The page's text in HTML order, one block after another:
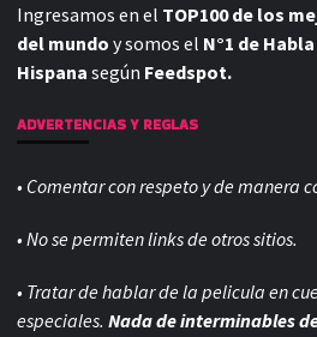
Ingresamos en el TOP100 de los
del mundo y somos el N°1 de Habla
Hispana según Feedspot.
ADVERTENCIAS Y REGLAS
• Comentar con respeto y de manera
• No se permiten links de otros sitios.
• Tratar de hablar de la pelicula en
especiales. Nada de interminables